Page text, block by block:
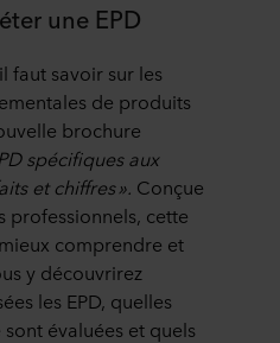
une EPD
faut savoir sur les
de produits
brochure
spécifiques aux
et chiffres ». Conçue
professionnels, cette
comprendre et
y découvrirez
les EPD, quelles
évaluées et quels